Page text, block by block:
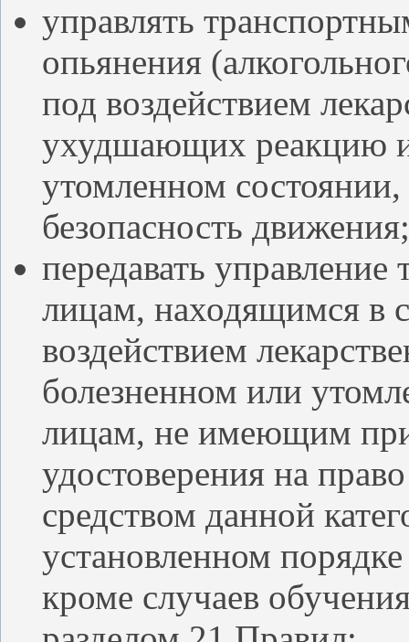
управлять
опьянения
под воздействием
ухудшающих реакцию
утомленном
безопасность движения;
передавать
лицам, находящимся в
воздействием
болезненном или
лицам, не имеющим при
удостоверения на
средством данной
установленном
кроме случаев